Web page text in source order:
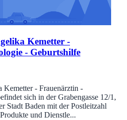
Kemetter -
- Geburtshilfe
- Frauenärztin -
sich in der Grabengasse 12/1,
Stadt Baden mit der Postleitzahl
und Dienstle...